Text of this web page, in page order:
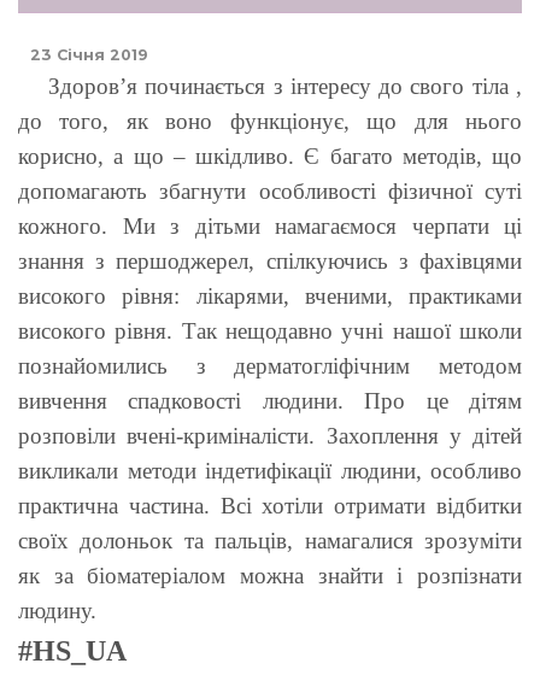
23 Січня 2019
Здоров’я починається з інтересу до свого тіла ,
до того, як воно функціонує, що для нього
корисно, а що – шкідливо. Є багато методів, що
допомагають збагнути особливості фізичної суті
кожного. Ми з дітьми намагаємося черпати ці
знання з першоджерел, спілкуючись з фахівцями
високого рівня: лікарями, вченими, практиками
високого рівня. Так нещодавно учні нашої школи
познайомились з дерматогліфічним методом
вивчення спадковості людини. Про це дітям
розповіли вчені-криміналісти. Захоплення у дітей
викликали методи індетифікації людини, особливо
практична частина. Всі хотіли отримати відбитки
своїх долоньок та пальців, намагалися зрозуміти
як за біоматеріалом можна знайти і розпізнати
людину.
#HS_UA